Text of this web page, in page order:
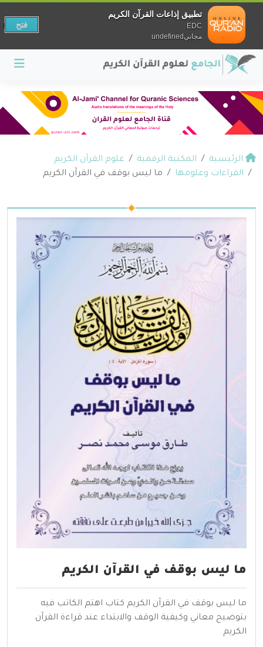
الرئيسية المكتبة الرقمية
علوم القرآن الكريم
القراءات وعلومها
ما ليس بوقف في القرآن الكريم
ما ليس بوقف في القرآن الكريم
ما ليس بوقف في القرآن الكريم كتاب اهتم الكاتب فيه
بتوضيح معاني وكيفية الوقف والابتداء عند قراءة القرآن
الكريم
تطبيق إذاعات القرآن الكريم
EDC
مجانيundefined
فتح